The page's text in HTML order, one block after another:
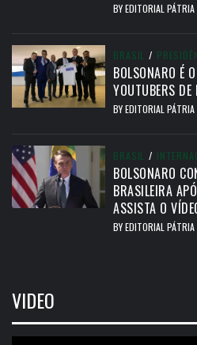
BYEDITORIAL PÁTRIA
BRASIL /
BOLSONARO É
YOUTUBERS DE
BYEDITORIAL PÁTRIA
BRASIL /
BOLSONARO
BRASILEIRA
ASSISTA O
BYEDITORIAL PÁTRIA
VIDEO